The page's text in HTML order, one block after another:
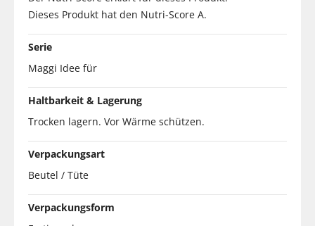
Dieses Produkt hat den Nutri-Score A.
Serie
Maggi Idee für
Haltbarkeit & Lagerung
Trocken lagern. Vor Wärme schützen.
Verpackungsart
Beutel / Tüte
Verpackungsform